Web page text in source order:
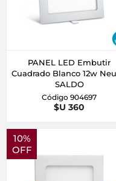
PANEL LED Embutir
Cuadrado Blanco 12w
SALDO
Código 904697
$U 360
10%
OFF